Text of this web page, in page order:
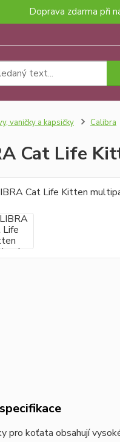
Doprava zdarma při
vaničky a kapsičky Calibra
Cat Life
pro koťata obsahují